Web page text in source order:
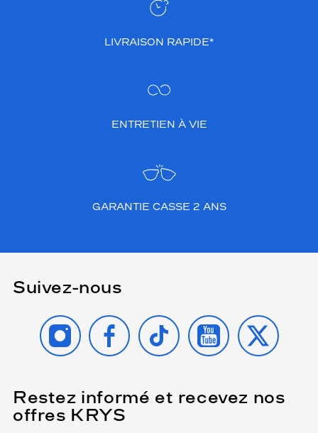
LIVRAISON RAPIDE*
ENTRETIEN À VIE
GARANTIE CASSE 2 ANS
Suivez-nous
INSTAGRAMFACEBOOK
TIKTOK YOUTUBE
X
Restez informé et recevez nos
offres KRYS
Name
(Ce
champ
est
obligatoire)